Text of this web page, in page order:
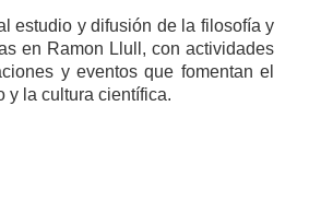
estudio y difusión de la filosofía y
en Ramon Llull, con actividades
y eventos que fomentan el
y la cultura científica.